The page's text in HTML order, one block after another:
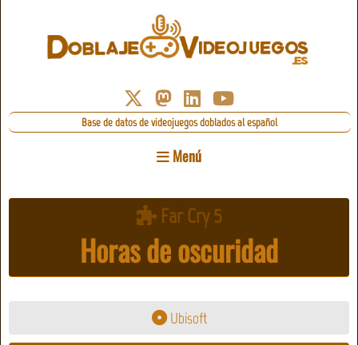
Base de datos de videojuegos doblados al español
Menú
Far Cry 5
Horas de oscuridad
Ubisoft